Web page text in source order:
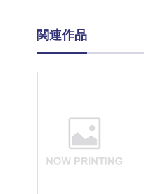
関連作品